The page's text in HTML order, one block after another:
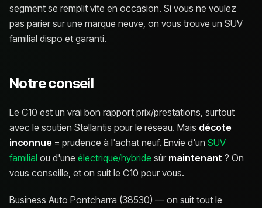
segment se remplit vite en occasion. Si vous ne voulez
pas parier sur une marque neuve, on vous trouve un SUV
familial dispo et garanti.
Notre conseil
Le C10 est un vrai bon rapport prix/prestations, surtout
avec le soutien Stellantis pour le réseau. Mais décote
inconnue = prudence à l'achat neuf. Envie d'un SUV
familial ou d'une électrique/hybride sûr maintenant ? On
vous conseille, et on suit le C10 pour vous.
Business Auto Pontcharra (38530) — on suit tout le